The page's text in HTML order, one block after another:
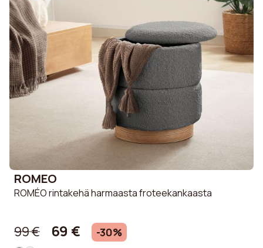
ROMEO
ROMÉO rintakehä harmaasta froteekankaasta
99 € 69 € -30%